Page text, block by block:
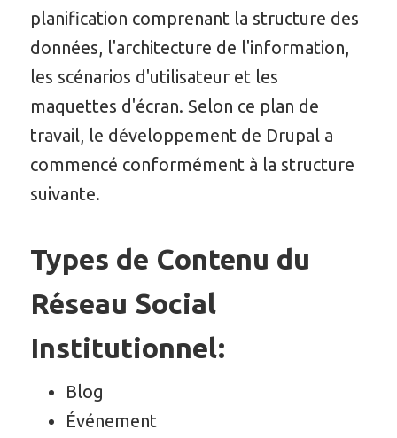
planification comprenant la structure des
données, l'architecture de l'information,
les scénarios d'utilisateur et les
maquettes d'écran. Selon ce plan de
travail, le développement de Drupal a
commencé conformément à la structure
suivante.
Types de Contenu du
Réseau Social
Institutionnel:
Blog
Événement